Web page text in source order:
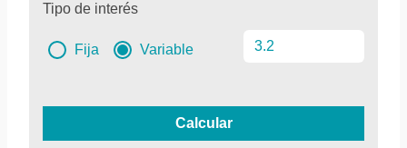
Tipo de interés
Fija Variable
Calcular